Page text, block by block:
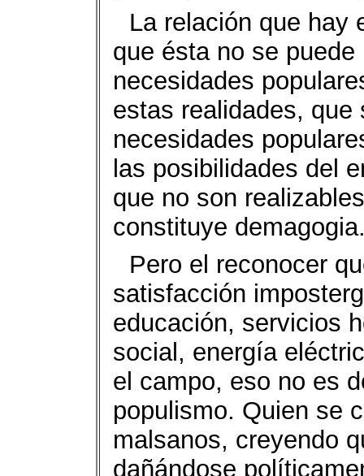
La relación que hay
que ésta no se
necesidades
estas realidades,
necesidades
las posibilidades del
que no son
constituye
Pero el reconocer
satisfacción
educación, servicios
social, energía
el campo, eso no es
populismo. Quien se
malsanos, creyendo
dañándose